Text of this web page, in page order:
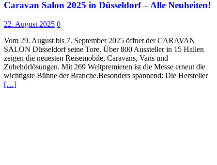
Caravan Salon 2025 in Düsseldorf – Alle Neuheiten!
22. August 2025 0
Vom 29. August bis 7. September 2025 öffnet der CARAVAN
SALON Düsseldorf seine Tore. Über 800 Aussteller in 15 Hallen
zeigen die neuesten Reisemobile, Caravans, Vans und
Zubehörlösungen. Mit 269 Weltpremieren ist die Messe erneut die
wichtigste Bühne der Branche.Besonders spannend: Die Hersteller
[…]